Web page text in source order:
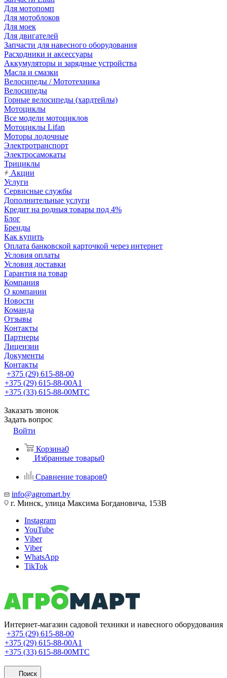
Для мотопомп
Для мотоблоков
Для моек
Для двигателей
Запчасти для навесного оборудования
Расходники и аксессуары
Аккумуляторы и зарядные устройства
Масла и смазки
Велосипеды / Мототехника
Велосипеды
Горные велосипеды (хардтейлы)
Мотоциклы
Все модели мотоциклов
Мотоциклы Lifan
Моторы лодочные
Электротранспорт
Электросамокаты
Трициклы
Акции
Услуги
Сервисные службы
Дополнительные услуги
Кредит на родныя товары под 4%
Блог
Бренды
Как купить
Оплата банковской карточкой через интернет
Условия оплаты
Условия доставки
Гарантия на товар
Компания
О компании
Новости
Команда
Отзывы
Контакты
Партнеры
Лицензии
Документы
Контакты
+375 (29) 615-88-00
+375 (29) 615-88-00A1
+375 (33) 615-88-00МТС
Заказать звонок
Задать вопрос
Войти
Корзина0
Избранные товары0
Сравнение товаров0
info@agromart.by
г. Минск, улица Максима Богдановича, 153В
Instagram
YouTube
Viber
Viber
WhatsApp
TikTok
Интернет-магазин садовой техники и навесного оборудования
+375 (29) 615-88-00
+375 (29) 615-88-00A1
+375 (33) 615-88-00МТС
Поиск